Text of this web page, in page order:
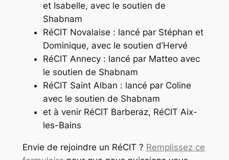
et Isabelle, avec le soutien de
Shabnam
RéCIT Novalaise : lancé par Stéphan et
Dominique, avec le soutien d’Hervé
RéCIT Annecy : lancé par Matteo avec
le soutien de Shabnam
RéCIT Saint Alban : lancé par Coline
avec le soutien de Shabnam
et à venir RéCIT Barberaz, RéCIT Aix-
les-Bains
Envie de rejoindre un RéCIT ? Remplissez ce